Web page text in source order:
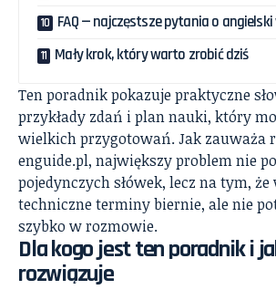
FAQ — najczęstsze pytania o angielski
Mały krok, który warto zrobić dziś
Ten poradnik pokazuje praktyczne
przykłady zdań i plan nauki, który
wielkich przygotowań. Jak zauważa
enguide.pl, największy problem nie
pojedynczych słówek, lecz na tym,
techniczne terminy biernie, ale nie
szybko w rozmowie.
Dla kogo jest ten poradnik i
rozwiązuje